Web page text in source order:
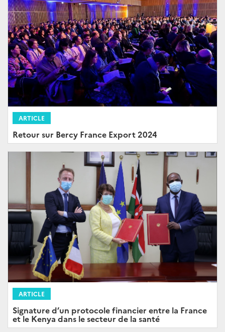
ARTICLE
Retour sur Bercy France Export 2024
ARTICLE
Signature d’un protocole financier entre la France
et le Kenya dans le secteur de la santé